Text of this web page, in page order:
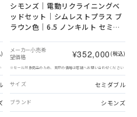
シモンズ｜電動リクライニングベ
ッドセット｜シムレストプラス ブ
ラウン色｜6.5 ノンキルト セミダ
メーカー小売希
望価格
¥352,000 (税込)
※セール対象商品のため、実際の価格は店舗へお問い合わせください
サイズ セミダブル
ブランド シモンズ